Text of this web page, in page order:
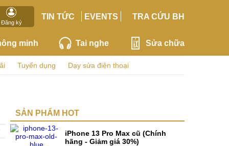
Đăng ký
TIN TỨC EVENTS TRA CỨU BH
minh Tai nghe Sửa chữa
Tuyển dụng Dạy sửa điện thoại
SẢN PHẨM HOT
iPhone 13 Pro Max cũ (Chính
hãng - Giảm giá 30%)